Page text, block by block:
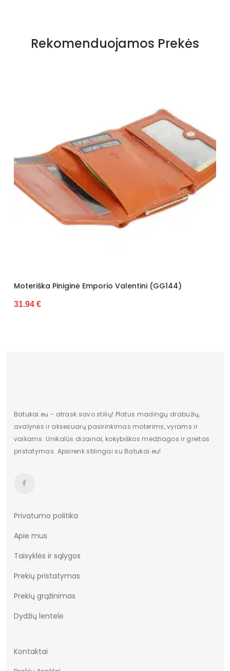
Rekomenduojamos Prekės
Valentini (GG144) Moteriška Piniginė
Batukai.eu - atrask savo stilių! Platus madingų drabužių,
avalynės ir aksesuarų pasirinkimas moterims, vyrams ir
vaikams. Unikalūs dizainai, kokybiškos medžiagos ir greitas
pristatymas. Apsirenk stilingai su Batukai.eu!
Privatumo politika
Apie mus
Taisyklės ir sąlygos
Prekių pristatymas
Prekių grąžinimas
Dydžių lentelė
Kontaktai